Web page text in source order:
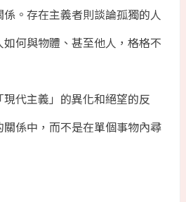
。存在主義者則談論孤獨的人
如何與物體、甚至他人，格格不
代主義」的異化和絕望的反
係中，而不是在單個事物內尋